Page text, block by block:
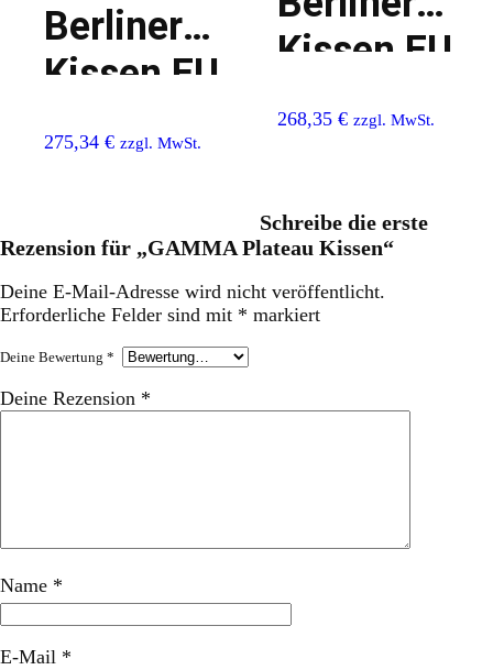
Berliner
Kissen EU
275,34 € zzgl. MwSt.
Kissen EU
268,35€ zzgl. MwSt.
Schreibe die erste
Rezension für „GAMMA Plateau Kissen“
Deine E-Mail-Adresse wird nicht veröffentlicht.
Erforderliche Felder sind mit * markiert
Deine Bewertung *
Deine Rezension *
Name *
E-Mail *